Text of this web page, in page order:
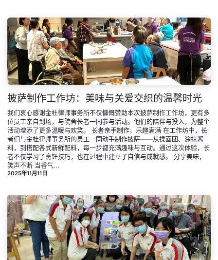
披萨制作工作坊：美味与关爱交织的温馨时光
我们衷心感谢金杜律师事务所不仅慷慨赞助本次披萨制作工作坊，更有多
位员工亲自到场，与院舍长者一同参与活动。他们的陪伴与投入，为整个
活动增添了更多温暖与欢笑。 长者亲手制作，乐趣满满 在工作坊中，长
者们与金杜律师事务所的员工一同动手制作披萨——从揉面团、涂抹酱
料，到搭配各式新鲜配料，每一步都充满趣味与互动。通过这次体验，长
者不仅学习了烹饪技巧，也在过程中建立了自信与成就感。 分享美味，
笑声不断 当香气...
2025年11月11日